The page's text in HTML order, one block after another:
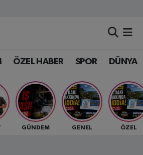
ÖZEL HABER SPOR DÜNYA
GÜNDEM GENEL ÖZEL
Eczaneler
Vakitleri
Haritası